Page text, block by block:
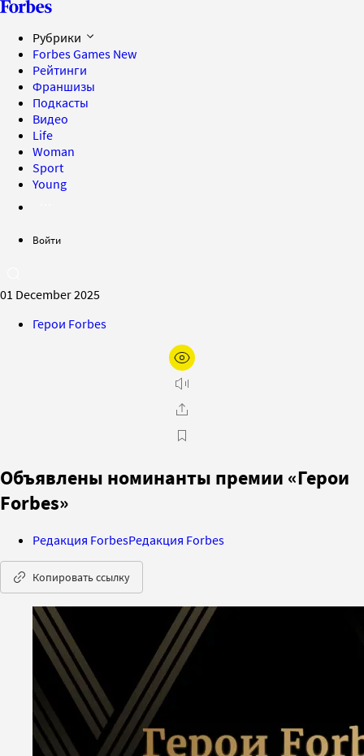
Рубрики
Forbes Games New
Рейтинги
Франшизы
Подкасты
Видео
Life
Woman
Sport
Young
Войти
01 December 2025
Герои Forbes
Объявлены номинанты премии «Герои
Forbes»
Редакция ForbesРедакция Forbes
Копировать ссылку